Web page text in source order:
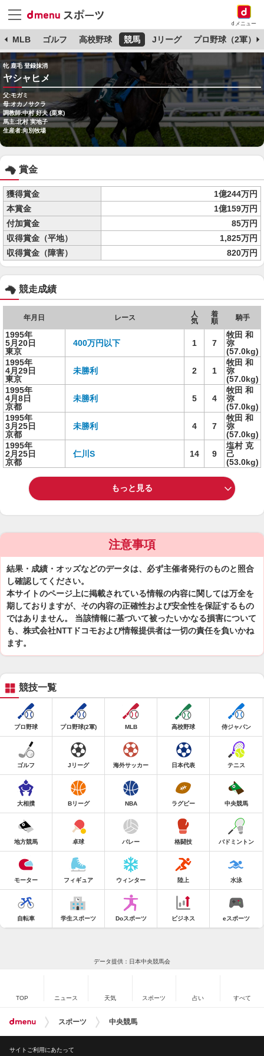
dメニュー
MLB ゴルフ 高校野球 競馬 Jリーグ プロ野球（2軍）
牝 鹿毛 登録抹消
ヤシャヒメ
父:モガミ
母:オカノサクラ
調教師:中村 好夫 (栗東)
馬主:北村 実地子
生産者:向別牧場
賞金
獲得賞金
1億244万円
本賞金
1億159万円
付加賞金
85万円
収得賞金（平地）
1,825万円
収得賞金（障害）
820万円
競走成績
年月日 レース
人
気
着
順
騎手
1995年
5月20日
東京
400万円以下 1 7
牧田 和
弥
(57.0kg)
1995年
4月29日
東京
未勝利 2 1
牧田 和
弥
(57.0kg)
1995年
4月8日
京都
未勝利 5 4
牧田 和
弥
(57.0kg)
1995年
3月25日
京都
未勝利 4 7
牧田 和
弥
(57.0kg)
1995年
2月25日
京都
仁川S 14 9
塩村 克
己
(53.0kg)
もっと見る
注意事項
結果・成績・オッズなどのデータは、必ず主催者発行のものと照合
し確認してください。
本サイトのページ上に掲載されている情報の内容に関しては万全を
期しておりますが、その内容の正確性および安全性を保証するもの
ではありません。 当該情報に基づいて被ったいかなる損害について
も、株式会社NTTドコモおよび情報提供者は一切の責任を負いかね
ます。
競技一覧
プロ野球 プロ野球(2軍) MLB 高校野球 侍ジャパン
ゴルフ Jリーグ 海外サッカー 日本代表 テニス
大相撲 Bリーグ NBA ラグビー 中央競馬
地方競馬 卓球 バレー 格闘技 バドミントン
モーター フィギュア ウィンター 陸上 水泳
自転車 学生スポーツ Doスポーツ ビジネス eスポーツ
データ提供：日本中央競馬会
TOP ニュース 天気 スポーツ 占い すべて
スポーツ 中央競馬
サイトご利用にあたって